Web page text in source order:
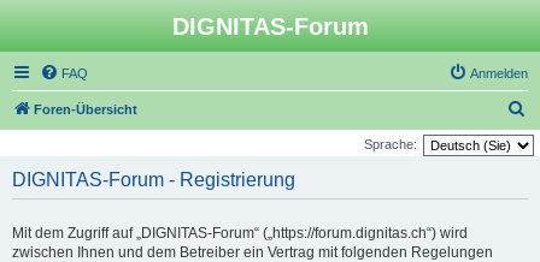
DIGNITAS-Forum
FAQ Anmelden
Foren-Übersicht
u
Sprache:
DIGNITAS-Forum - Registrierung
Mit dem Zugriff auf „DIGNITAS-Forum“ („https://forum.dignitas.ch“) wird
zwischen Ihnen und dem Betreiber ein Vertrag mit folgenden Regelungen